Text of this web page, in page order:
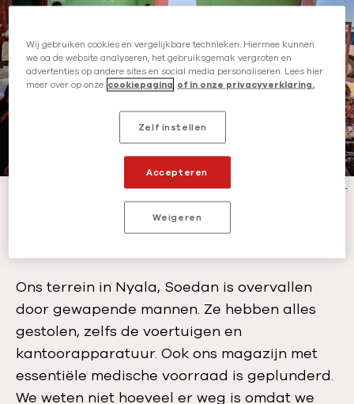
l
Teams zijn op bezoek in Galala om te kijken wat de medische noden zijn.
-
Voorraad geplunderd
Ons terrein in Nyala, Soedan is overvallen
door gewapende mannen. Ze hebben alles
gestolen, zelfs de voertuigen en
kantoorapparatuur. Ook ons magazijn met
essentiële medische voorraad is geplunderd.
We weten niet hoeveel er weg is omdat we
Wij gebruiken cookies en vergelijkbare technieken. Hiermee kunnen
we oa de website analyseren, het gebruiksgemak vergroten en
advertenties op andere sites en social media personaliseren. Lees hier
meer over op onze cookiepagina of in onze privacyverklaring.
Zelf instellen
Weigeren
Accepteren